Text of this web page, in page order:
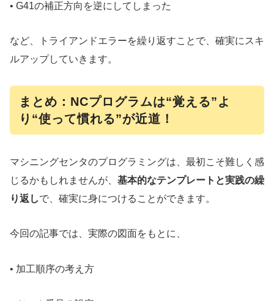
• G41の補正方向を逆にしてしまった
など、トライアンドエラーを繰り返すことで、確実にスキ
ルアップしていきます。
まとめ：NCプログラムは“覚える”よ
り“使って慣れる”が近道！
マシニングセンタのプログラミングは、最初こそ難しく感
じるかもしれませんが、 基本的なテンプレートと実践の繰
り返しで、確実に身につけることができます。
今回の記事では、実際の図面をもとに、
• 加工順序の考え方